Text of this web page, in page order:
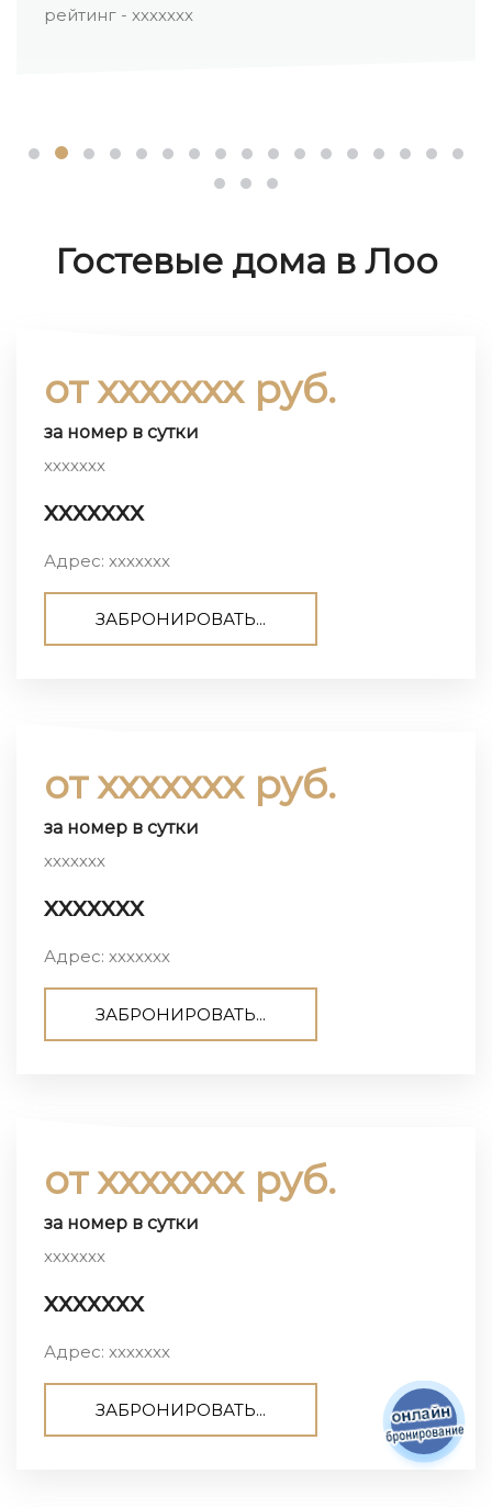
рейтинг - ххххххх
Гостевые дома в Лоо
от ххххххх руб.
за номер в сутки
ххххххх
ххххххх
Адрес: ххххххх
ЗАБРОНИРОВАТЬ...
от ххххххх руб.
за номер в сутки
ххххххх
ххххххх
Адрес: ххххххх
ЗАБРОНИРОВАТЬ...
от ххххххх руб.
за номер в сутки
ххххххх
ххххххх
Адрес: ххххххх
ЗАБРОНИРОВАТЬ...